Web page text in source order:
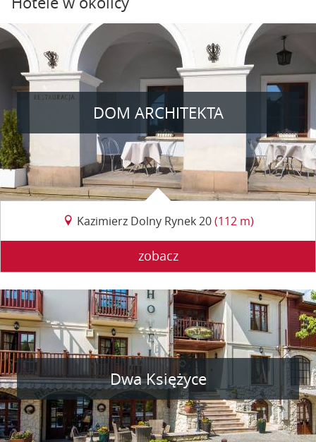
DOM ARCHITEKTA
Kazimierz Dolny Rynek 20(112 m)
zobacz
Dwa Księżyce